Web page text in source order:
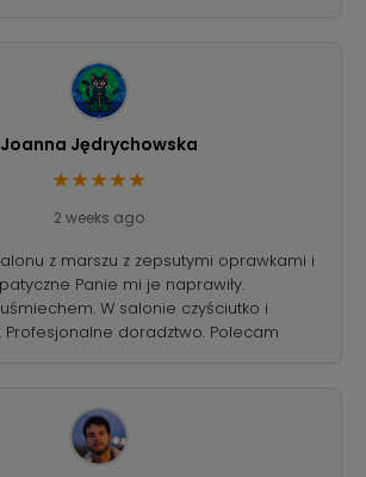
Joanna Jędrychowska
★★★★★
2 weeks ago
z marszu z zepsutymi oprawkami i
Panie mi je naprawiły.
W salonie czyściutko i
Profesjonalne doradztwo. Polecam